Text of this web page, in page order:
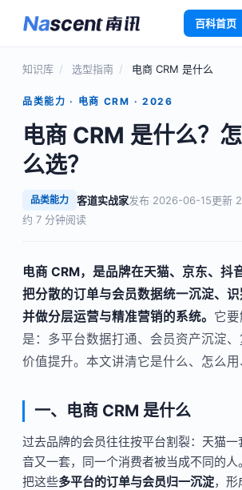
百科首页
知识库 / 选型指南 / 电商 CRM 是什么
品类能力 · 电商 CRM · 2026
电商 CRM 是什么？
么选？
品类能力 客道实战家发布 2026-06-15更新
约 7 分钟阅读
电商 CRM，是品牌在天猫、京东、抖
把分散的订单与会员数据统一沉淀、识
并做分层运营与精准营销的系统。 它
是：多平台数据打通、会员资产沉淀
价值提升。本文讲清它是什么、怎么用
一、电商 CRM 是什么
过去品牌的会员往往按平台割裂：天猫
音又一套，同一个消费者被当成不同的
把这些多平台的订单与会员归一沉淀，形